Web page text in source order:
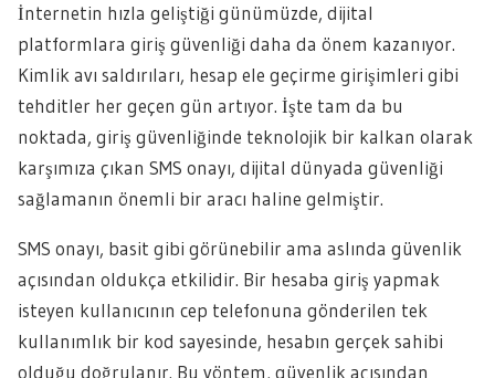
İnternetin hızla geliştiği günümüzde, dijital
platformlara giriş güvenliği daha da önem kazanıyor.
Kimlik avı saldırıları, hesap ele geçirme girişimleri gibi
tehditler her geçen gün artıyor. İşte tam da bu
noktada, giriş güvenliğinde teknolojik bir kalkan olarak
karşımıza çıkan SMS onayı, dijital dünyada güvenliği
sağlamanın önemli bir aracı haline gelmiştir.
SMS onayı, basit gibi görünebilir ama aslında güvenlik
açısından oldukça etkilidir. Bir hesaba giriş yapmak
isteyen kullanıcının cep telefonuna gönderilen tek
kullanımlık bir kod sayesinde, hesabın gerçek sahibi
olduğu doğrulanır. Bu yöntem, güvenlik açısından